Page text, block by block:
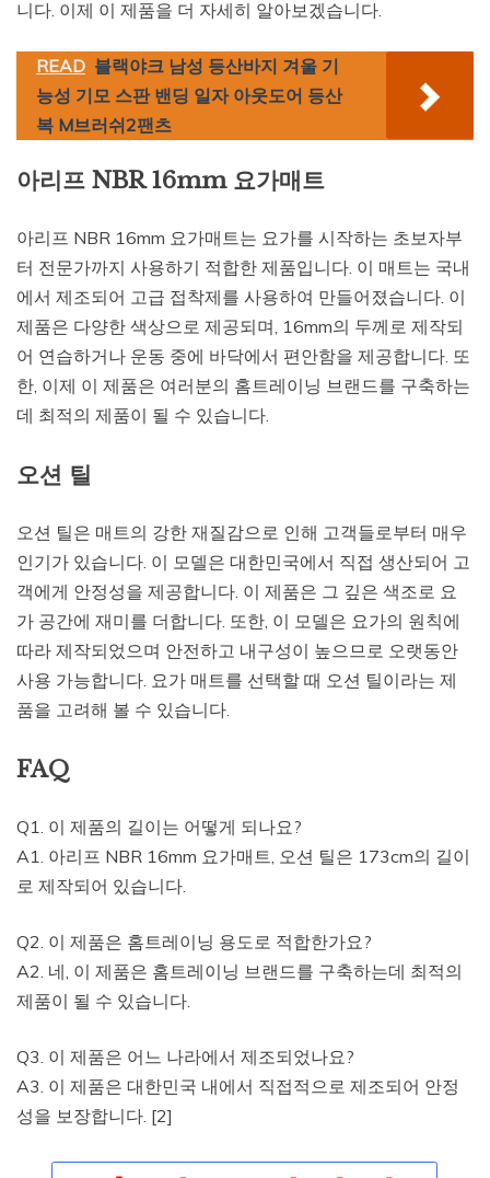
니다. 이제 이 제품을 더 자세히 알아보겠습니다.
READ 블랙야크 남성 등산바지 겨울 기
능성 기모 스판 밴딩 일자 아웃도어 등산
복 M브러쉬2팬츠
아리프 NBR 16mm 요가매트
아리프 NBR 16mm 요가매트는 요가를 시작하는 초보자부
터 전문가까지 사용하기 적합한 제품입니다. 이 매트는 국내
에서 제조되어 고급 접착제를 사용하여 만들어졌습니다. 이
제품은 다양한 색상으로 제공되며, 16mm의 두께로 제작되
어 연습하거나 운동 중에 바닥에서 편안함을 제공합니다. 또
한, 이제 이 제품은 여러분의 홈트레이닝 브랜드를 구축하는
데 최적의 제품이 될 수 있습니다.
오션 틸
오션 틸은 매트의 강한 재질감으로 인해 고객들로부터 매우
인기가 있습니다. 이 모델은 대한민국에서 직접 생산되어 고
객에게 안정성을 제공합니다. 이 제품은 그 깊은 색조로 요
가 공간에 재미를 더합니다. 또한, 이 모델은 요가의 원칙에
따라 제작되었으며 안전하고 내구성이 높으므로 오랫동안
사용 가능합니다. 요가 매트를 선택할 때 오션 틸이라는 제
품을 고려해 볼 수 있습니다.
FAQ
Q1. 이 제품의 길이는 어떻게 되나요?
A1. 아리프 NBR 16mm 요가매트, 오션 틸은 173cm의 길이
로 제작되어 있습니다.
Q2. 이 제품은 홈트레이닝 용도로 적합한가요?
A2. 네, 이 제품은 홈트레이닝 브랜드를 구축하는데 최적의
제품이 될 수 있습니다.
Q3. 이 제품은 어느 나라에서 제조되었나요?
A3. 이 제품은 대한민국 내에서 직접적으로 제조되어 안정
성을 보장합니다. [2]